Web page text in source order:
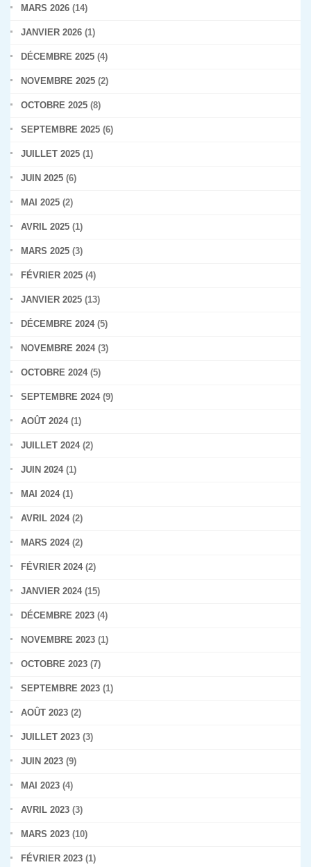
MARS 2026 (14)
JANVIER 2026 (1)
DÉCEMBRE 2025 (4)
NOVEMBRE 2025 (2)
OCTOBRE 2025 (8)
SEPTEMBRE 2025 (6)
JUILLET 2025 (1)
JUIN 2025 (6)
MAI 2025 (2)
AVRIL 2025 (1)
MARS 2025 (3)
FÉVRIER 2025 (4)
JANVIER 2025 (13)
DÉCEMBRE 2024(5)
NOVEMBRE 2024(3)
OCTOBRE 2024(5)
SEPTEMBRE 2024(9)
AOÛT 2024(1)
JUILLET 2024(2)
JUIN 2024(1)
MAI 2024(1)
AVRIL 2024(2)
MARS 2024(2)
FÉVRIER 2024(2)
JANVIER 2024(15)
DÉCEMBRE 2023 (4)
NOVEMBRE 2023 (1)
OCTOBRE 2023 (7)
SEPTEMBRE 2023 (1)
AOÛT 2023 (2)
JUILLET 2023 (3)
JUIN 2023 (9)
MAI 2023 (4)
AVRIL 2023 (3)
MARS 2023 (10)
FÉVRIER 2023 (1)